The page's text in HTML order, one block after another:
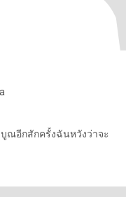
ณอีกสักครั้งฉันหวังว่าจะ